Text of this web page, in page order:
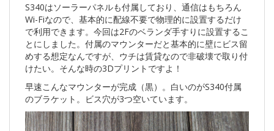
S340はソーラーパネルも付属しており、通信はもちろん
Wi-Fiなので、基本的に配線不要で物理的に設置するだけ
で利用できます。今回は2Fのベランダ手すりに設置するこ
とにしました。付属のマウンターだと基本的に壁にビス留
めする想定なんですが、ウチは賃貸なので非破壊で取り付
けたい。そんな時の3Dプリントですよ！
早速こんなマウンターが完成（黒）。白いのがS340付属
のブラケット。ビス穴が3つ空いています。